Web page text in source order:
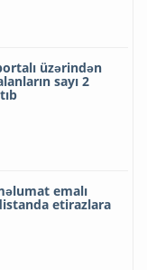
üzərindən
sayı 2
emalı
etirazlara